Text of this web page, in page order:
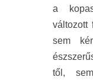
a
változott
sem
től,